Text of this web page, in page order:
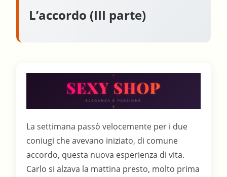
L’accordo (III parte)
La settimana passò velocemente per i due
coniugi che avevano iniziato, di comune
accordo, questa nuova esperienza di vita.
Carlo si alzava la mattina presto, molto prima